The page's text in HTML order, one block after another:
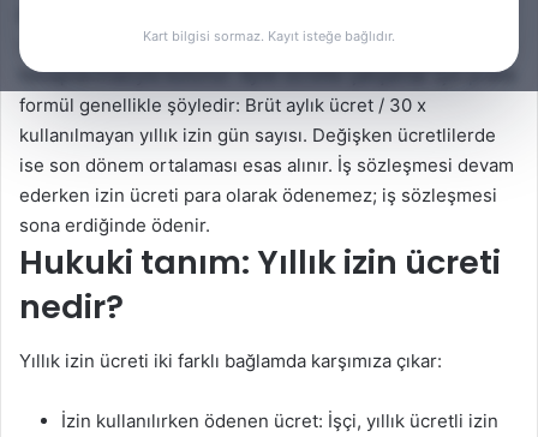
Kart bilgisi sormaz. Kayıt isteğe bağlıdır.
varsa ücrete dahil süreklilik arz eden ödemeler) üzerinden
hesaplanmasıyla bulunur. Aylık ücretle çalışanlar için pratik
formül genellikle şöyledir: Brüt aylık ücret / 30 x
kullanılmayan yıllık izin gün sayısı. Değişken ücretlilerde
ise son dönem ortalaması esas alınır. İş sözleşmesi devam
ederken izin ücreti para olarak ödenemez; iş sözleşmesi
sona erdiğinde ödenir.
Hukuki tanım: Yıllık izin ücreti
nedir?
Yıllık izin ücreti iki farklı bağlamda karşımıza çıkar:
İzin kullanılırken ödenen ücret: İşçi, yıllık ücretli izin